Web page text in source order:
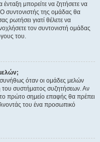
ένταξη μπορείτε να ζητήσετε να
συντονιστής της ομάδας θα
ρωτήσει γιατί θέλετε να
τον συντονιστή ομάδας
του.
όταν οι ομάδες μελών
του συστήματος συζητήσεων. Αν
το πρώτο σημείο επαφής θα πρέπει
του ένα προσωπικό